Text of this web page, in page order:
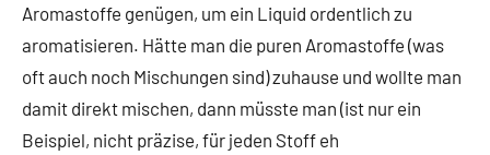
Aromastoffe genügen, um ein Liquid ordentlich zu
aromatisieren. Hätte man die puren Aromastoffe (was
oft auch noch Mischungen sind) zuhause und wollte man
damit direkt mischen, dann müsste man (ist nur ein
Beispiel, nicht präzise, für jeden Stoff eh